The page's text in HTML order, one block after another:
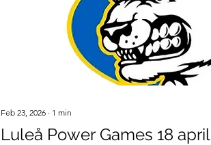
Feb 23, 2026 ∙ 1 min
Luleå Power Games 18 april